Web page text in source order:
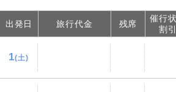
出発日 旅行代金 残席
催行
割引
1(土)